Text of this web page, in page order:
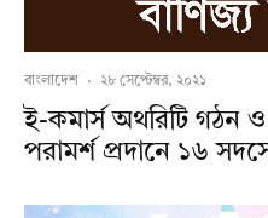
বাংলাদেশ · ২৮ সেপ্টেম্বর, ২০২১
ই-কমার্স অথরিটি গঠন
পরামর্শ প্রদানে ১৬